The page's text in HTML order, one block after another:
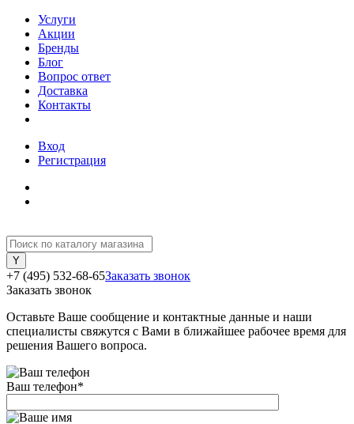
Услуги
Акции
Бренды
Блог
Вопрос ответ
Доставка
Контакты
Вход
Регистрация
+7 (495) 532-68-65Заказать звонок
Заказать звонок
Оставьте Ваше сообщение и контактные данные и наши
специалисты свяжутся с Вами в ближайшее рабочее время для
решения Вашего вопроса.
Ваш телефон*